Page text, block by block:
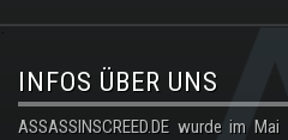
.
INFOS ÜBER UNS
ASSASSINSCREED.DE wurde im